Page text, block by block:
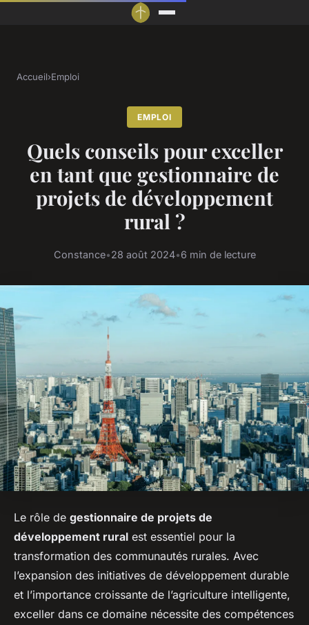
Accueil›Emploi
EMPLOI
Quels conseils pour exceller
en tant que gestionnaire de
projets de développement
rural ?
Constance•28 août 2024•6 min de lecture
Le rôle de gestionnaire de projets de
développement rural est essentiel pour la
transformation des communautés rurales. Avec
l’expansion des initiatives de développement durable
et l’importance croissante de l’agriculture intelligente,
exceller dans ce domaine nécessite des compétences